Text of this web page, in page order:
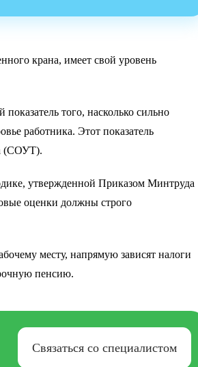
крана, имеет свой уровень
того, насколько сильно
работника. Этот показатель
(СОУТ).
утвержденной Приказом Минтруда
оценки должны строго
месту, напрямую зависят налоги
пенсию.
Связаться со специалистом